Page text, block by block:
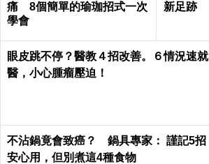
痛 8個簡單的瑜珈招式一次
學會
新足跡
眼皮跳不停？醫教４招改善。６情況速就
醫，小心腫瘤壓迫！
不沾鍋竟會致癌？ 鍋具專家： 謹記5招
安心用，但別煮這4種食物